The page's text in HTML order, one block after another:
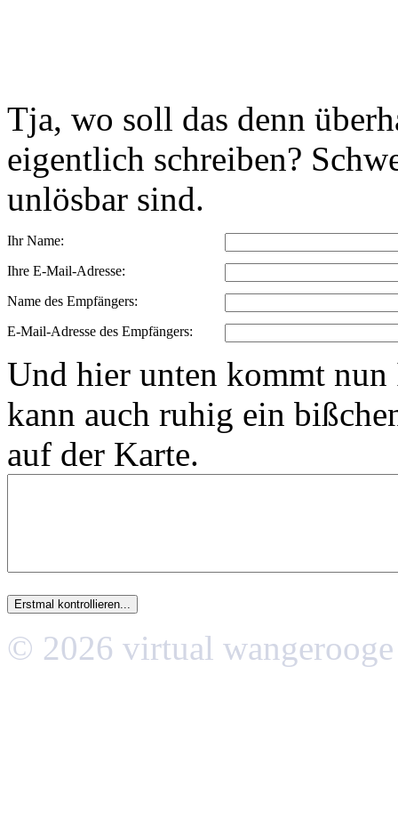
Tja, wo soll das denn
eigentlich schreiben?
unlösbar sind.
Ihr Name:
Ihre E-Mail-Adresse:
Name des Empfängers:
E-Mail-Adresse des Empfängers:
Und hier unten kommt
kann auch ruhig ein
auf der Karte.
© 2026 virtual wangerooge